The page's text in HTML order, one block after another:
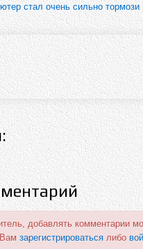
стал очень сильно тормози
добавлять комментарии
зарегистрироваться либо